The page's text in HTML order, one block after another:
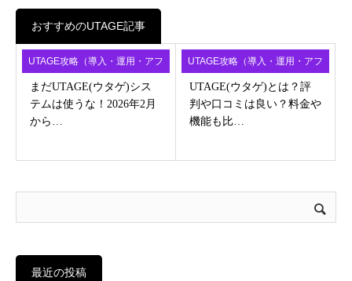
おすすめのUTAGE記事
UTAGE攻略（導入・運用・アフ
ィ）
まだUTAGE(ウタゲ)シス
テムは使うな！2026年2月
から…
UTAGE攻略（導入・運用・アフ
ィ）
UTAGE(ウタゲ)とは？評
判や口コミは良い？料金や
機能も比…
最近の投稿